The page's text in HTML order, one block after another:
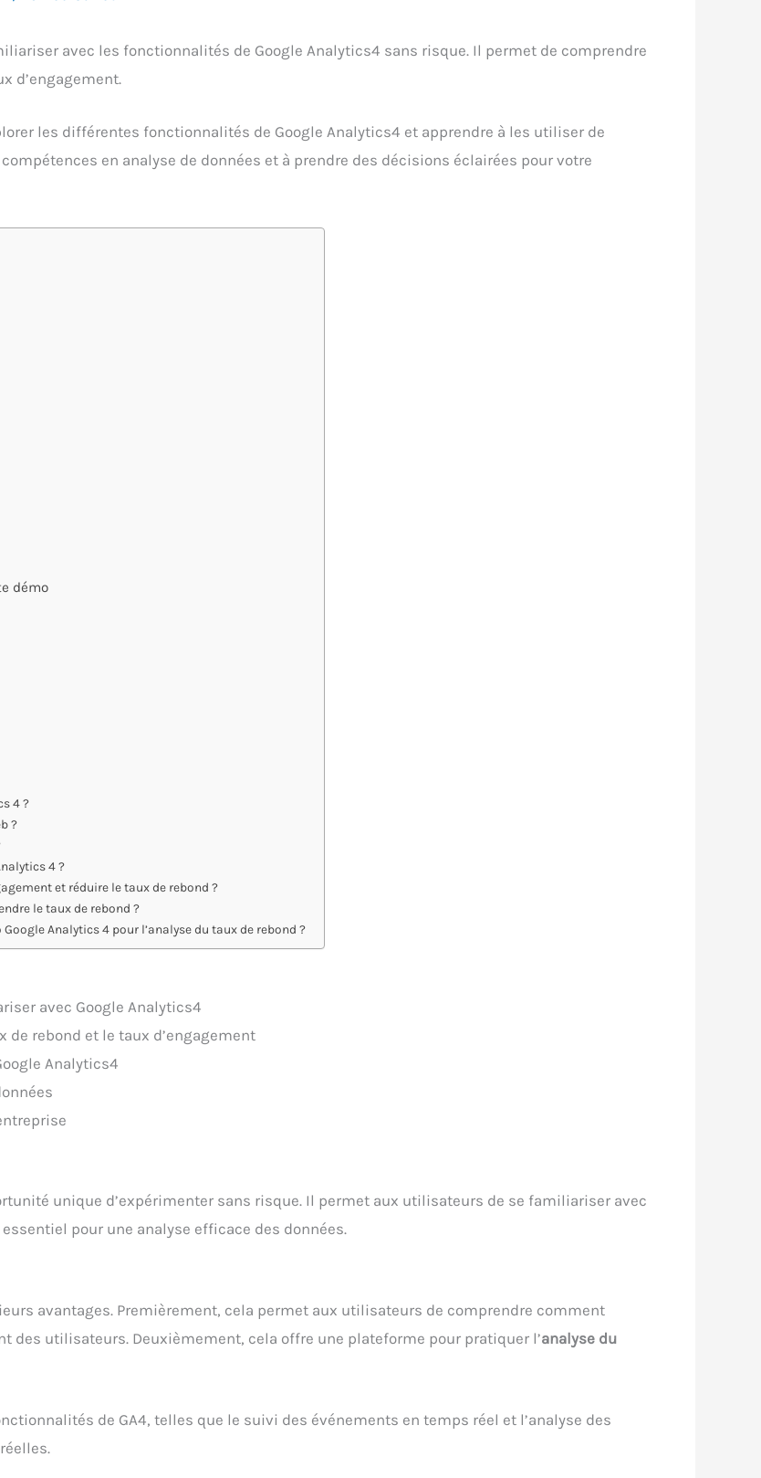
avec les fonctionnalités de Google Analytics4 sans risque. Il permet de comprendre
d’engagement.
les différentes fonctionnalités de Google Analytics4 et apprendre à les utiliser de
en analyse de données et à prendre des décisions éclairées pour votre
démo
4 ?
?
4 ?
et réduire le taux de rebond ?
le taux de rebond ?
Analytics 4 pour l’analyse du taux de rebond ?
avec Google Analytics4
rebond et le taux d’engagement
Analytics4
unique d’expérimenter sans risque. Il permet aux utilisateurs de se familiariser avec
pour une analyse efficace des données.
avantages. Premièrement, cela permet aux utilisateurs de comprendre comment
des utilisateurs. Deuxièmement, cela offre une plateforme pour pratiquer l’analyse du
de GA4, telles que le suivi des événements en temps réel et l’analyse des